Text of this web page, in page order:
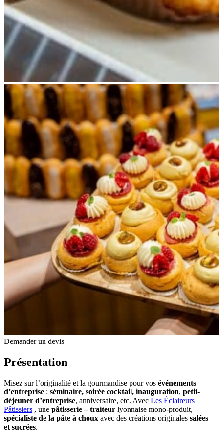
Demander un devis
Présentation
Misez sur l’originalité et la gourmandise pour vos événements
d’entreprise : séminaire, soirée cocktail, inauguration, petit-
déjeuner d’entreprise, anniversaire, etc. Avec Les Éclaireurs
Pâtissiers , une pâtisserie – traiteur lyonnaise mono-produit,
spécialiste de la pâte à choux avec des créations originales salées
et sucrées.